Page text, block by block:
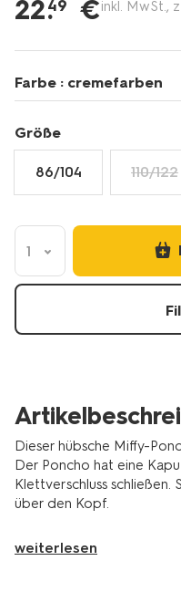
geschenkideen/limited-
kleinkind-
poncho-
-
33270015CREAM.html
22.
49 €inkl. MwSt.,
Farbe : cremefarben
Größe
86/104 110/122
1
Dieser hübsche Miffy-
Der Poncho hat eine
Klettverschluss schließen.
über den Kopf.
weiterlesen